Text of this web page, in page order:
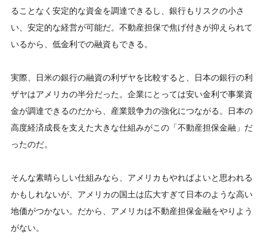
ることなく安定的な資金を調達できるし、銀行もリスクの小さ
い、安定的な経営が可能だ。不動産担保で焦げ付きが抑えられて
いるから、低金利での融資もできる。
実際、日米の銀行の融資の利ザヤを比較すると、日本の銀行の利
ザヤはアメリカの半分だった。企業にとっては安い金利で事業資
金が調達できるのだから、産業競争力の強化につながる。日本の
高度経済成長を支えた大きな仕組みがこの「不動産担保金融」だ
ったのだ。
そんな素晴らしい仕組みなら、アメリカもやればよいと思われる
かもしれないが、アメリカの国土は広大すぎて日本のような高い
地価がつかない。だから、アメリカは不動産担保金融をやりよう
がない。